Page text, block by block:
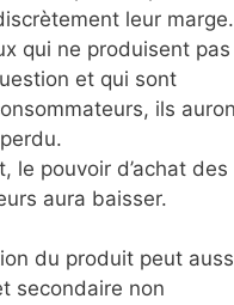
leur marge.
qui ne produisent pas
et qui sont
ils
le pouvoir d’achat des
aura baisser.
du produit peut
secondaire non